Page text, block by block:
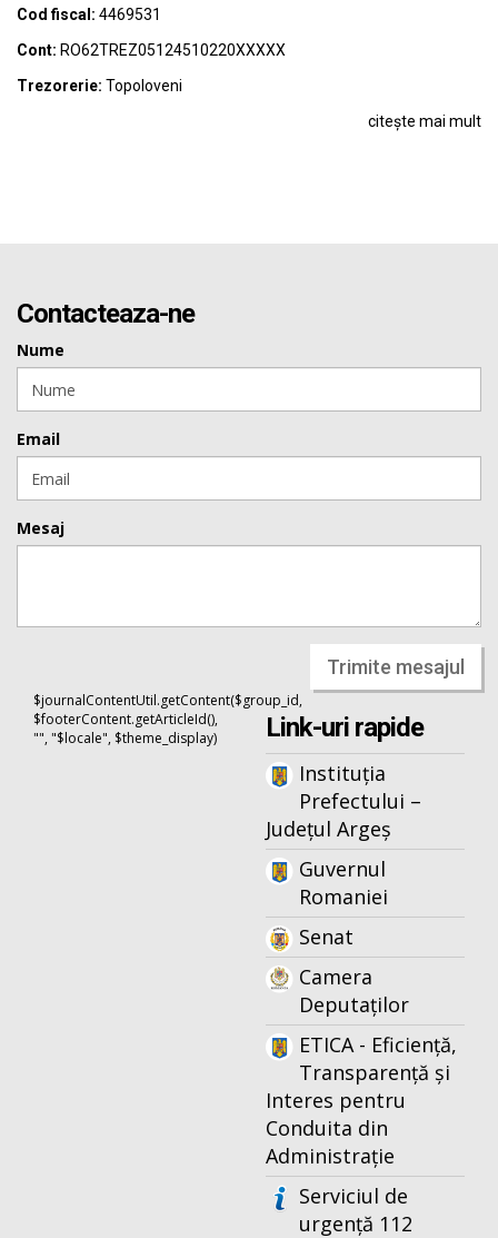
Cod fiscal: 4469531
Cont: RO62TREZ05124510220XXXXX
Trezorerie: Topoloveni
citește mai mult
Contacteaza-ne
Nume
Email
Mesaj
Trimite mesajul
$journalContentUtil.getContent($group_id,
$footerContent.getArticleId(),
"", "$locale", $theme_display)
Link-uri rapide
Instituția
Prefectului –
Județul Argeș
Guvernul
Romaniei
Senat
Camera
Deputaților
ETICA - Eficiență,
Transparență și
Interes pentru
Conduita din
Administrație
Serviciul de
urgență 112